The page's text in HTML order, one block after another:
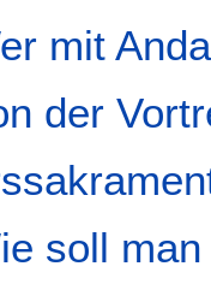
mit
der
soll